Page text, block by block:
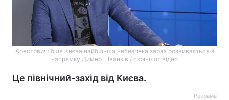
Арестович: біля Києва найбільша небезпека зараз розвивається з
напрямку Димер - Іванків / скріншот відео
Це північний-захід від Києва.
Реклама